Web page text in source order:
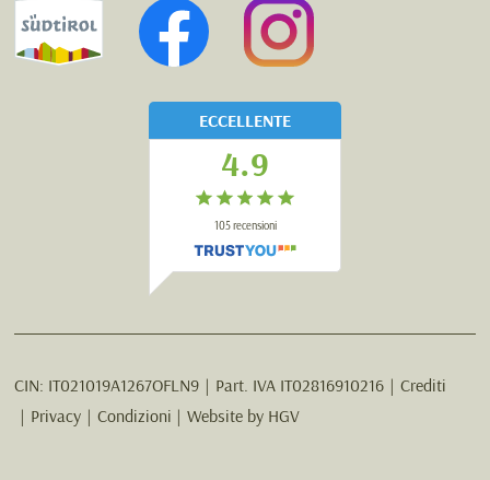
ECCELLENTE
4.9
105recensioni
CIN: IT021019A1267OFLN9 Part. IVA IT02816910216
Crediti
Privacy
Condizioni Website by HGV